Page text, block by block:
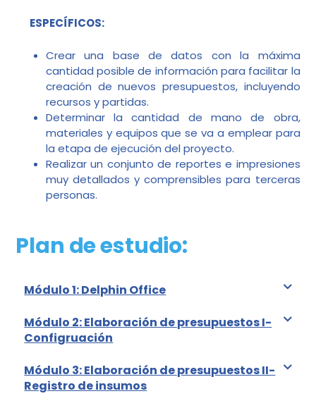
ESPECÍFICOS:
Crear una base de datos con la máxima
cantidad posible de información para facilitar la
creación de nuevos presupuestos, incluyendo
recursos y partidas.
Determinar la cantidad de mano de obra,
materiales y equipos que se va a emplear para
la etapa de ejecución del proyecto.
Realizar un conjunto de reportes e impresiones
muy detallados y comprensibles para terceras
personas.
Plan de estudio:
Módulo 1: Delphin Office
Módulo 2: Elaboración de presupuestos I-
Configruación
Módulo 3: Elaboración de presupuestos II-
Registro de insumos